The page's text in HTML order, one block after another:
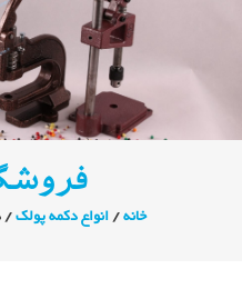
خانه / انواع دکمه پولک /